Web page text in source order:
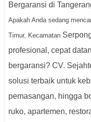
Bergaransi di
Apakah Anda sedang
Timur, Kecamatan
profesional, cepat
bergaransi? CV.
solusi terbaik untuk
pemasangan, hingga
ruko, apartemen,